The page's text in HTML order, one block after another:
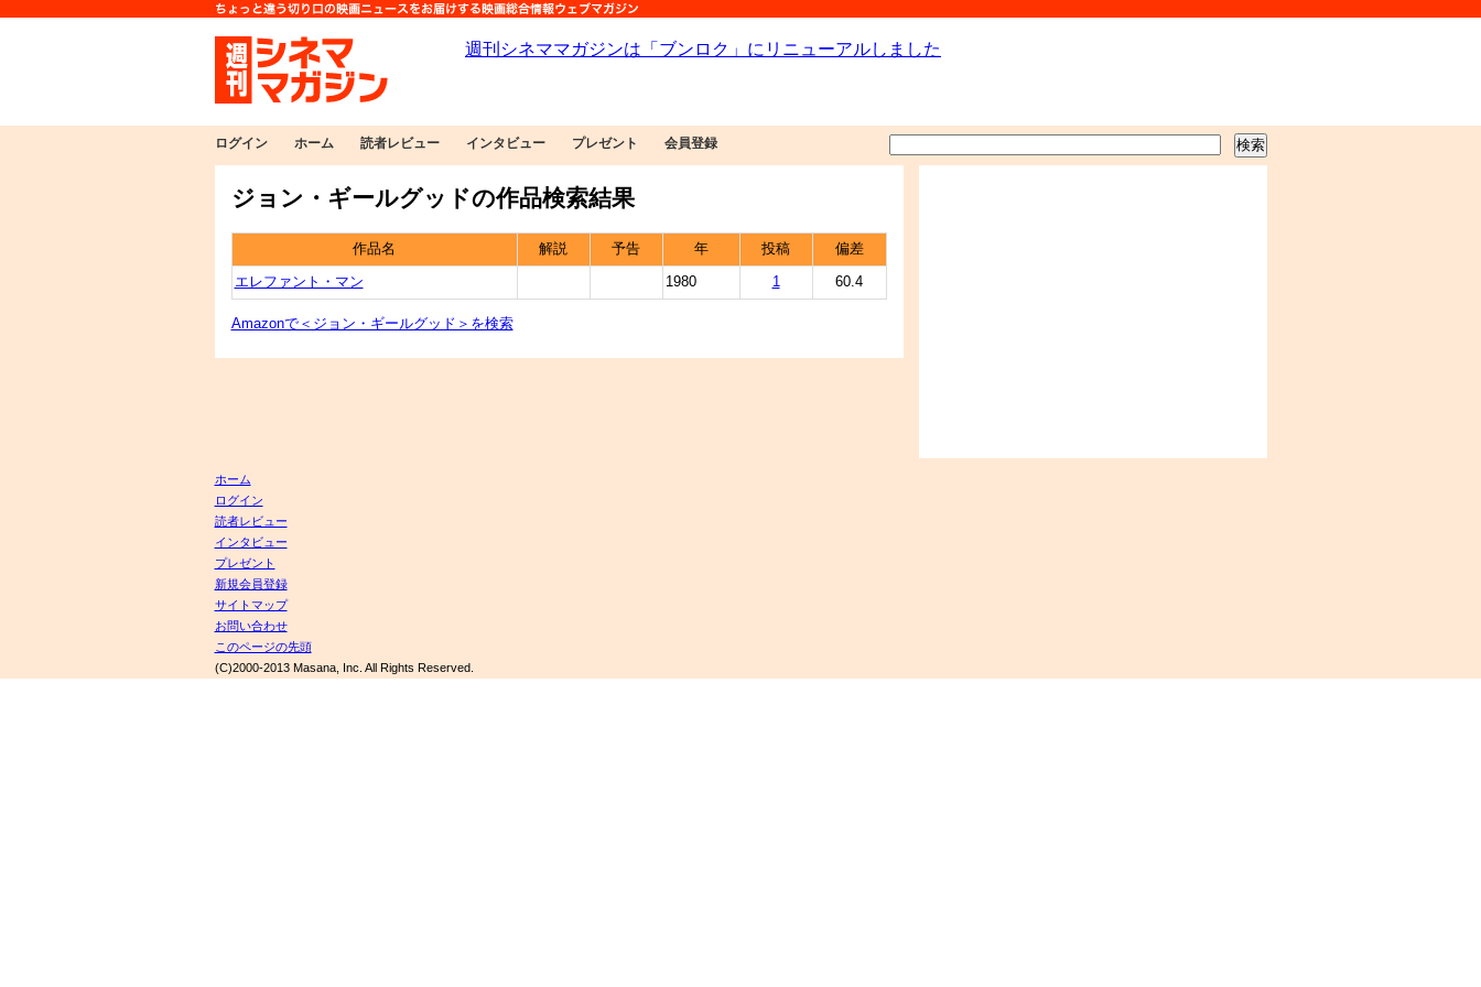
ログイン ホーム 読者レビュー インタビュー プレゼント 会員登録
ジョン・ギールグッドの作品検索結果
作品名 解説 予告 年 投稿 偏差
エレファント・マン 1980 1 60.4
Amazonで＜ジョン・ギールグッド＞を検索
ホーム
ログイン
読者レビュー
インタビュー
プレゼント
新規会員登録
サイトマップ
お問い合わせ
このページの先頭
(C)2000-2013 Masana, Inc. All Rights Reserved.